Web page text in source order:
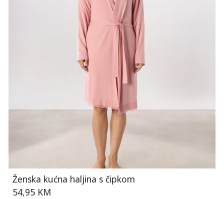
Ženska kućna haljina s čipkom
54,95 KM